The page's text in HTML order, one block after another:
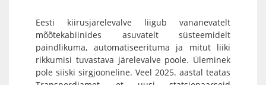
Eesti kiirusjärelevalve liigub vananevatelt
mõõtekabiinides asuvatelt süsteemidelt
paindlikuma, automatiseerituma ja mitut liiki
rikkumisi tuvastava järelevalve poole. Üleminek
pole siiski sirgjooneline. Veel 2025. aastal teatas